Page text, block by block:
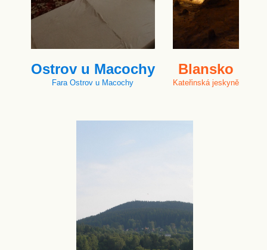
Ostrov u Macochy
Fara Ostrov u Macochy
Blansko
Kateřinská jeskyně